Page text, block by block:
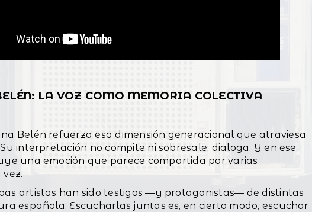
LA VOZ COMO MEMORIA COLECTIVA
Belén refuerza esa dimensión generacional que atraviesa
interpretación no compite ni sobresale: dialoga. Y en ese
una emoción que parece compartida por varias
artistas han sido testigos —y protagonistas— de distintas
española. Escucharlas juntas es, en cierto modo, escuchar